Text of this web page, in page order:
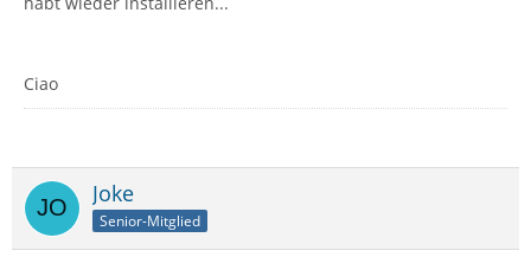
Ciao
Joke
Senior-Mitglied